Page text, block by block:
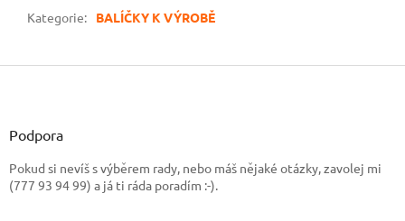
Kategorie: BALÍČKY K VÝROBĚ
Z
Podpora
Pokud si nevíš s výběrem rady, nebo máš nějaké otázky, zavolej mi
(777 93 94 99) a já ti ráda poradím :-).